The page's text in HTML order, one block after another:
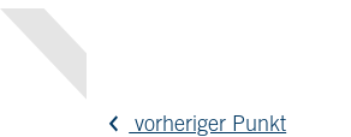
vorheriger Punkt